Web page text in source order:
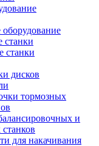
станки
дисков
тормозных
и
для накачивания